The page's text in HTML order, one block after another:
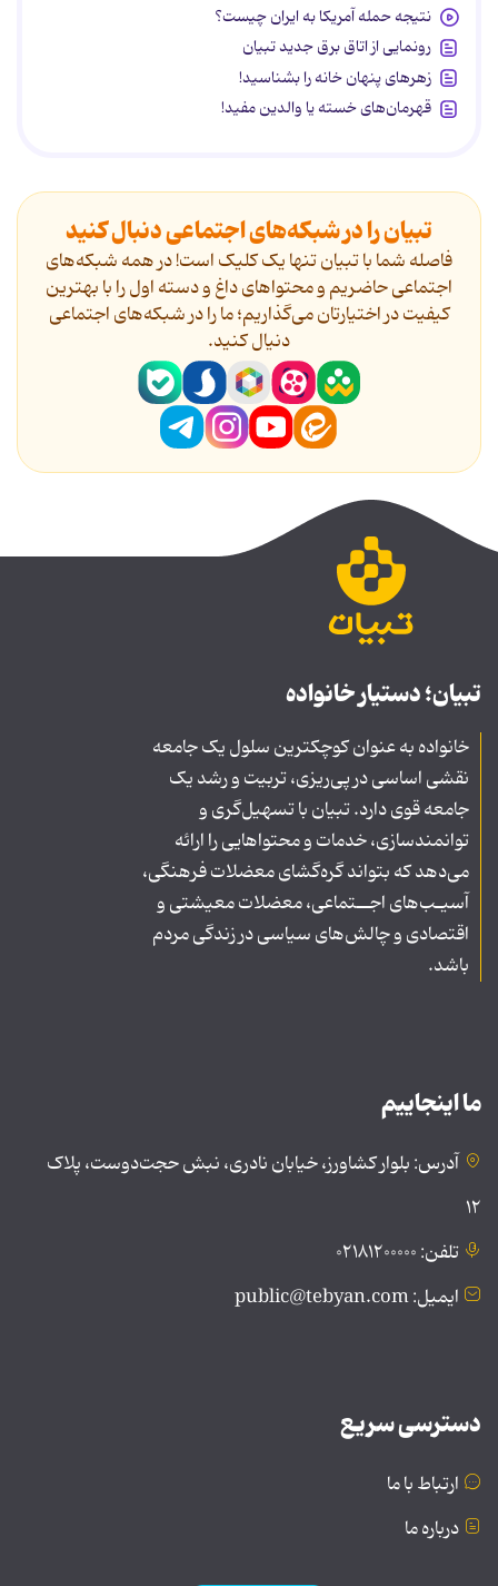
نتیجه حمله آمریکا به ایران چیست؟
رونمایی از اتاق برق جدید تبیان
زهرهای پنهان خانه را بشناسید!
قهرمان‌های خسته یا والدین مفید!
تبیان را در شبکه‌های اجتماعی دنبال کنید
فاصله شما با تبیان تنها یک کلیک است! در همه شبکه‌های
اجتماعی حاضریم و محتواهای داغ و دسته اول را با بهترین
کیفیت در اختیارتان می‌گذاریم؛ ما را در شبکه‌های اجتماعی
دنیال کنید.
تبیان؛ دستیار خانواده
خانواده به عنوان کوچکترین سلول یک جامعه
نقشی اساسی در پی‌ریزی، تربیت و رشد یک
جامعه قوی دارد. تبیان با تسهیل‌گری و
توانمندسازی، خدمات و محتواهایی را ارائه
می‌دهد که بتواند گره‌گشای معضلات فرهنگی،
آسیـب‌های اجــتماعی، معضلات معیشتی و
اقتصادی و چالش‌های سیاسی در زندگی مردم
باشد.
ما اینجاییم
آدرس: بلوار کشاورز، خیابان نادری، نبش حجت‌دوست، پلاک
۱۲
تلفن: ۰۲۱۸۱۲۰۰۰۰۰
ایمیل: public@tebyan.com
دسترسی سریع
ارتباط با ما
درباره ما